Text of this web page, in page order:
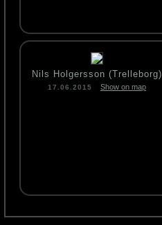
Nils Holgersson (Trelleborg)
17.06.2015 Show on map